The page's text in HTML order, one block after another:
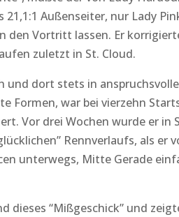
Außenseiter, nur Lady
den Vortritt lassen. Er
zuletzt in St. Cloud.
und dort stets in
Formen, war bei vierzehn
Vor drei Wochen wurde er in
Rennverlaufs, als er
unterwegs, Mitte Gerade
dieses “Mißgeschick” und